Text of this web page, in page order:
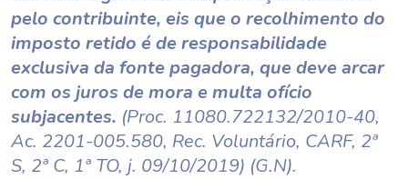
pelo contribuinte, eis que o recolhimento do
imposto retido é de responsabilidade
exclusiva da fonte pagadora, que deve arcar
com os juros de mora e multa ofício
subjacentes. (Proc. 11080.722132/2010-40,
Ac. 2201-005.580, Rec. Voluntário, CARF, 2ª
S, 2ª C, 1ª TO, j. 09/10/2019) (G.N).